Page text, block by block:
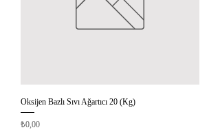
Oksijen Bazlı Sıvı Ağartıcı 20 (Kg)
Fiyat
₺0,00